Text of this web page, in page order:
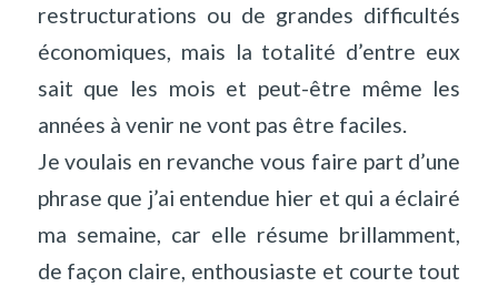
restructurations ou de grandes difficultés
économiques, mais la totalité d’entre eux
sait que les mois et peut-être même les
années à venir ne vont pas être faciles.
Je voulais en revanche vous faire part d’une
phrase que j’ai entendue hier et qui a éclairé
ma semaine, car elle résume brillamment,
de façon claire, enthousiaste et courte tout